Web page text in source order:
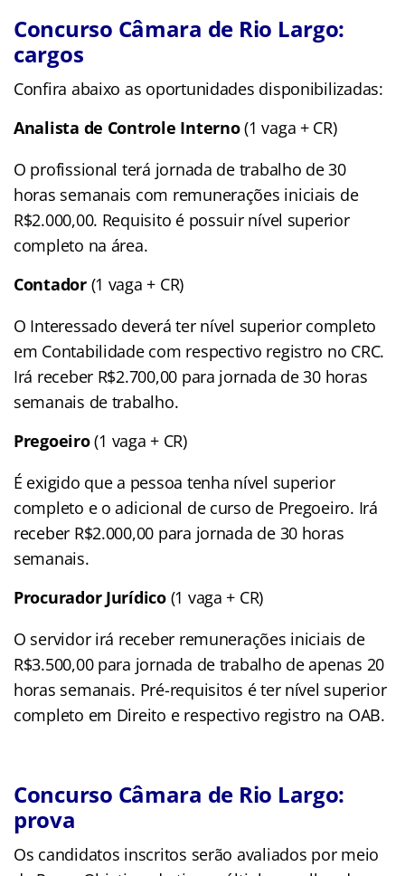
Concurso Câmara de Rio Largo:
cargos
Confira abaixo as oportunidades disponibilizadas:
Analista de Controle Interno(1 vaga + CR)
O profissional terá jornada de trabalho de 30
horas semanais com remunerações iniciais de
R$2.000,00. Requisito é possuir nível superior
completo na área.
Contador(1 vaga + CR)
O Interessado deverá ter nível superior completo
em Contabilidade com respectivo registro no CRC.
Irá receber R$2.700,00 para jornada de 30 horas
semanais de trabalho.
Pregoeiro(1 vaga + CR)
É exigido que a pessoa tenha nível superior
completo e o adicional de curso de Pregoeiro. Irá
receber R$2.000,00 para jornada de 30 horas
semanais.
Procurador Jurídico (1 vaga + CR)
O servidor irá receber remunerações iniciais de
R$3.500,00 para jornada de trabalho de apenas 20
horas semanais. Pré-requisitos é ter nível superior
completo em Direito e respectivo registro na OAB.
Concurso Câmara de Rio Largo:
prova
Os candidatos inscritos serão avaliados por meio